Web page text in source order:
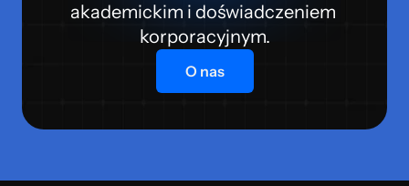
akademickim i doświadczeniem
korporacyjnym.
O nas